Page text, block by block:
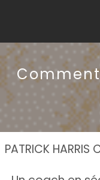
PATRICK HARRIS